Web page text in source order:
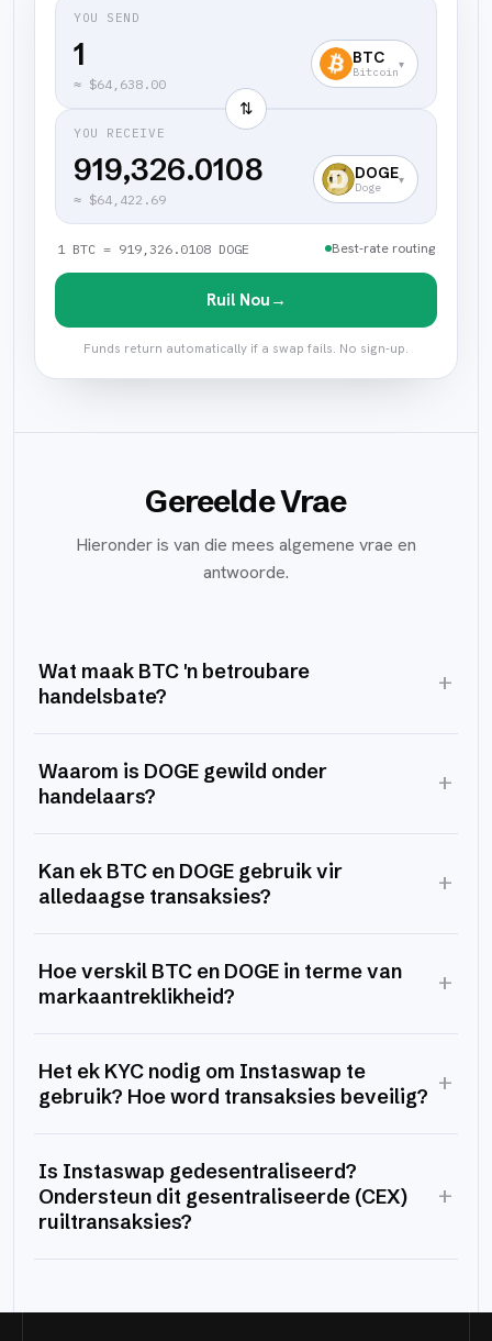
YOU SEND
≈ $64,638.00
BTC
Bitcoin
▾
⇅
YOU RECEIVE
919,326.0108
≈ $64,422.69
DOGE
Doge
▾
1 BTC = 919,326.0108 DOGE Best-rate routing
Ruil Nou →
Funds return automatically if a swap fails. No sign-up.
Gereelde Vrae
Hieronder is van die mees algemene vrae en
antwoorde.
Wat maak BTC 'n betroubare
handelsbate?
+
Waarom is DOGE gewild onder
handelaars?
+
Kan ek BTC en DOGE gebruik vir
alledaagse transaksies?
+
Hoe verskil BTC en DOGE in terme van
markaantreklikheid?
+
Het ek KYC nodig om Instaswap te
gebruik? Hoe word transaksies beveilig? +
Is Instaswap gedesentraliseerd?
Ondersteun dit gesentraliseerde (CEX)
ruiltransaksies?
+